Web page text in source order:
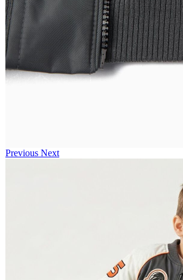
Previous Next